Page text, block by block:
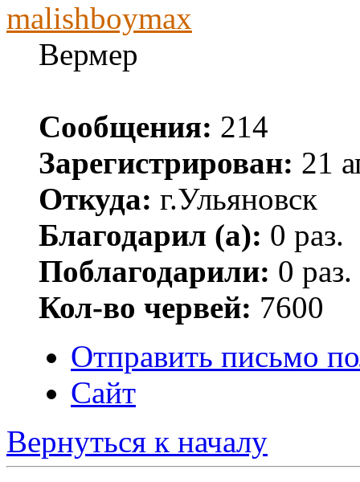
malishboymax
Вермер
Сообщения: 214
Зарегистрирован: 21
Откуда: г.Ульяновск
Благодарил (а): 0 раз.
Поблагодарили: 0 раз.
Кол-во червей: 7600
Отправить письмо
Сайт
Вернуться к началу